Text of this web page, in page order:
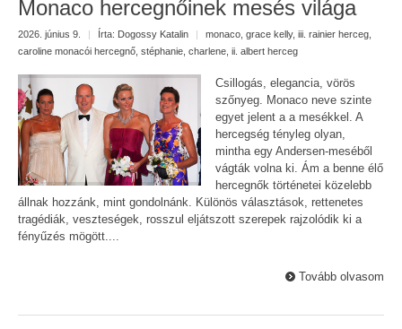
Monaco hercegnőinek mesés világa
2026. június 9. | Írta: Dogossy Katalin | monaco grace kelly, iii. rainier herceg
caroline monacói hercegnő stéphanie charlene ii. albert herceg
Csillogás, elegancia, vörös
szőnyeg. Monaco neve szinte
egyet jelent a a mesékkel. A
hercegség tényleg olyan,
mintha egy Andersen-meséből
vágták volna ki. Ám a benne élő
hercegnők történetei közelebb
állnak hozzánk, mint gondolnánk. Különös választások, rettenetes
tragédiák, veszteségek, rosszul eljátszott szerepek rajzolódik ki a
fényűzés mögött....
Tovább olvasom